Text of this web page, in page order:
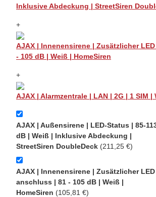
Inklusive Abdeckung | StreetSiren
+
AJAX | Innenensirene | Zusätzlicher
- 105 dB | Weiß | HomeSiren
+
AJAX | Alarmzentrale | LAN | 2G | 1 SIM |
AJAX | Außensirene | LED-Status | 85-
dB | Weiß | Inklusive Abdeckung |
StreetSiren DoubleDeck (211,25 €)
AJAX | Innenensirene | Zusätzlicher LED
anschluss | 81 - 105 dB | Weiß |
HomeSiren (105,81 €)